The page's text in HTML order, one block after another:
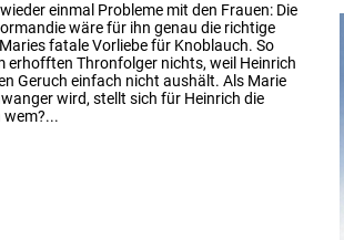
einmal Probleme mit den Frauen: Die
wäre für ihn genau die richtige
fatale Vorliebe für Knoblauch. So
erhofften Thronfolger nichts, weil Heinrich
Geruch einfach nicht aushält. Als Marie
wird, stellt sich für Heinrich die
wem?...